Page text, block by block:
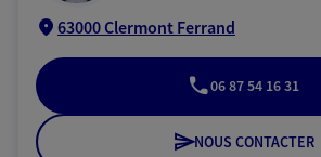
63000 Clermont Ferrand
06 87 54 16 31
NOUS CONTACTER